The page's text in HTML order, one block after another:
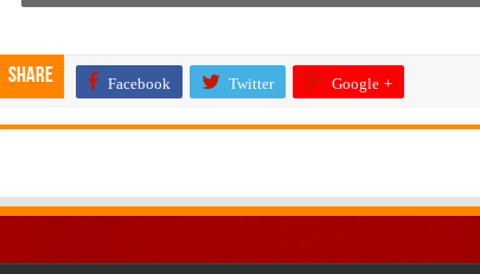
Share Facebook Twitter Google +